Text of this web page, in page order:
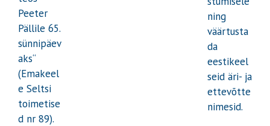
Peeter
Pällile 65.
sünnipäev
aks“
(Emakeel
e Seltsi
toimetise
d nr 89).
ning
väärtusta
da
eestikeel
seid äri- ja
ettevõtte
nimesid.